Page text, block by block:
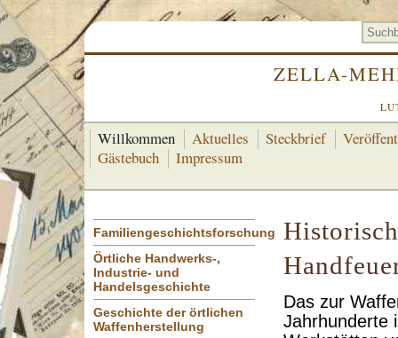
ZELLA-
Willkommen Aktuelles Steckbrief
Gästebuch
Impressum
Familiengeschichtsforschung
Örtliche Handwerks-,
Industrie- und
Handelsgeschichte
Geschichte der örtlichen
Waffenherstellung
Das zur
Jahrhunderte